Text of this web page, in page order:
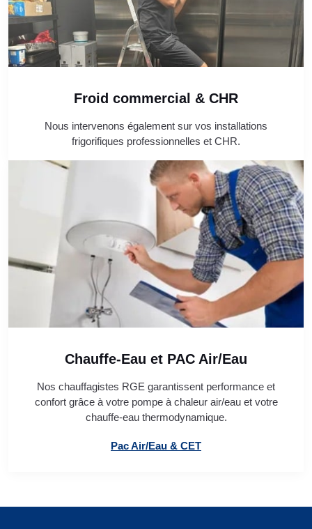
Froid commercial & CHR
Nous intervenons également sur vos installations
frigorifiques professionnelles et CHR.
Chauffe-Eau et PAC Air/Eau
Nos chauffagistes RGE garantissent performance et
confort grâce à votre pompe à chaleur air/eau et votre
chauffe-eau thermodynamique.
Pac Air/Eau & CET